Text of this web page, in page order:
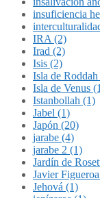
insuficiencia
IRA (2)
Irad (2)
Isis (2)
Isla de
Isla de Venus
Istanbollah (1)
Jabel (1)
Japón (20)
jarabe (4)
jarabe 2 (1)
Jardín de
Javier
Jehová (1)